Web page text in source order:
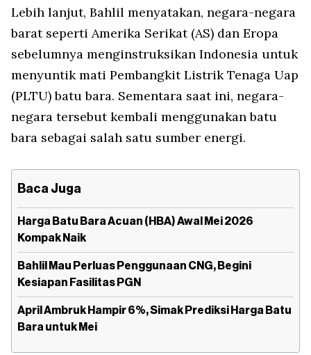
Lebih lanjut, Bahlil menyatakan, negara-negara
barat seperti Amerika Serikat (AS) dan Eropa
sebelumnya menginstruksikan Indonesia untuk
menyuntik mati Pembangkit Listrik Tenaga Uap
(PLTU) batu bara. Sementara saat ini, negara-
negara tersebut kembali menggunakan batu
bara sebagai salah satu sumber energi.
Baca Juga
Harga Batu Bara Acuan (HBA) Awal Mei 2026
Kompak Naik
Bahlil Mau Perluas Penggunaan CNG, Begini
Kesiapan Fasilitas PGN
April Ambruk Hampir 6%, Simak Prediksi Harga Batu
Bara untuk Mei